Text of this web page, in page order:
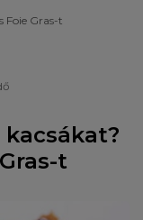
Foie Gras-t
t